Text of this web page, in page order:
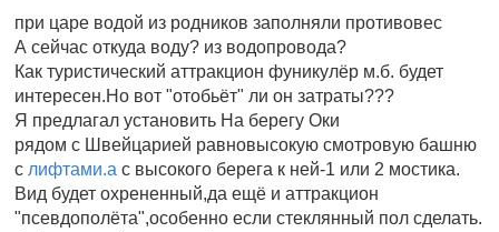
при царе водой из родников заполняли противовес
А сейчас откуда воду? из водопровода?
Как туристический аттракцион фуникулёр м.б. будет
интересен.Но вот "отобьёт" ли он затраты???
Я предлагал установить На берегу Оки
рядом с Швейцарией равновысокую смотровую башню
с лифтами.а с высокого берега к ней-1 или 2 мостика.
Вид будет охрененный,да ещё и аттракцион
"псевдополёта",особенно если стеклянный пол сделать.